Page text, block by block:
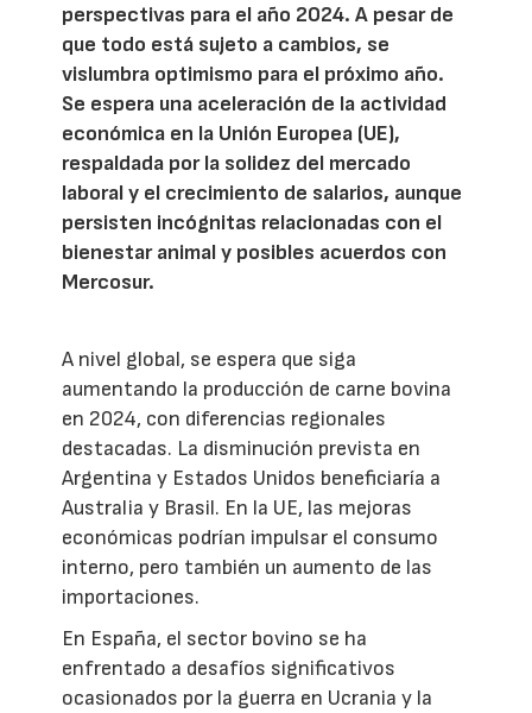
perspectivas para el año 2024. A pesar de
que todo está sujeto a cambios, se
vislumbra optimismo para el próximo año.
Se espera una aceleración de la actividad
económica en la Unión Europea (UE),
respaldada por la solidez del mercado
laboral y el crecimiento de salarios, aunque
persisten incógnitas relacionadas con el
bienestar animal y posibles acuerdos con
Mercosur.
A nivel global, se espera que siga
aumentando la producción de carne bovina
en 2024, con diferencias regionales
destacadas. La disminución prevista en
Argentina y Estados Unidos beneficiaría a
Australia y Brasil. En la UE, las mejoras
económicas podrían impulsar el consumo
interno, pero también un aumento de las
importaciones.
En España, el sector bovino se ha
enfrentado a desafíos significativos
ocasionados por la guerra en Ucrania y la